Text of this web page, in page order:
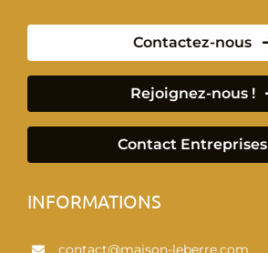
Contactez-nous
Rejoignez-nous !
Contact Entreprises
INFORMATIONS
contact@maison-leberre.com